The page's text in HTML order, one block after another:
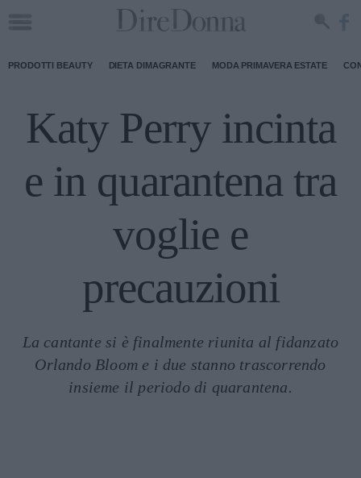
PRODOTTI BEAUTY DIETA DIMAGRANTE MODA PRIMAVERA ESTATE
Katy Perry incinta
e in quarantena tra
voglie e
precauzioni
La cantante si è finalmente riunita al fidanzato
Orlando Bloom e i due stanno trascorrendo
insieme il periodo di quarantena.